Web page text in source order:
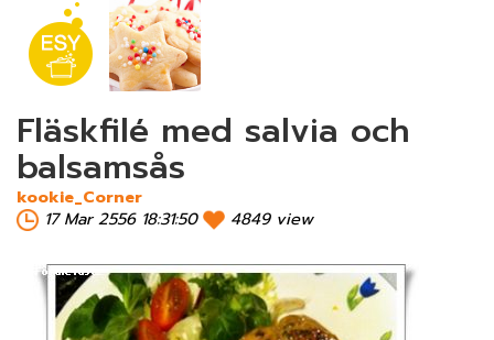
Fläskfilé med salvia och
balsamsås
kookie_Corner
17 Mar 2556 18:31:50
4849 view